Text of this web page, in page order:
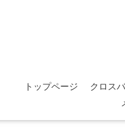
トップページ クロス